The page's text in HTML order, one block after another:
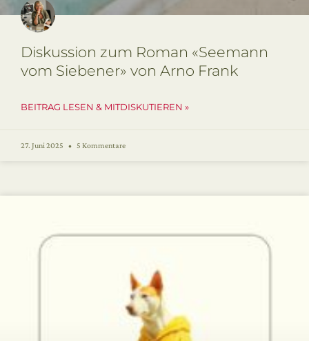
Diskussion zum Roman «Seemann
vom Siebener» von Arno Frank
BEITRAG LESEN & MITDISKUTIEREN »
27. Juni 2025 5 Kommentare